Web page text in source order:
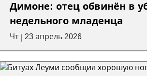
Димоне: отец обвинён в
недельного младенца
Чт 23 апрель 2026